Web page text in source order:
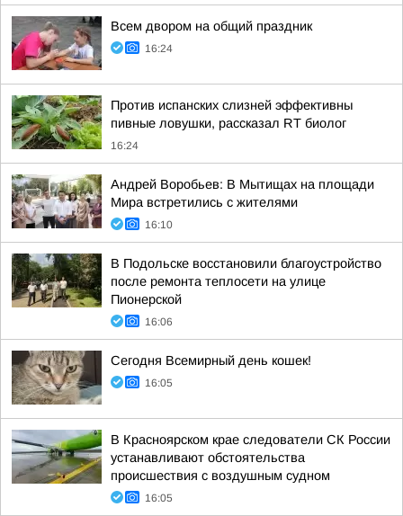
Всем двором на общий праздник
16:24
Против испанских слизней эффективны
пивные ловушки, рассказал RT биолог
16:24
Андрей Воробьев: В Мытищах на площади
Мира встретились с жителями
16:10
В Подольске восстановили благоустройство
после ремонта теплосети на улице
Пионерской
16:06
Сегодня Всемирный день кошек!
16:05
В Красноярском крае следователи СК России
устанавливают обстоятельства
происшествия с воздушным судном
16:05